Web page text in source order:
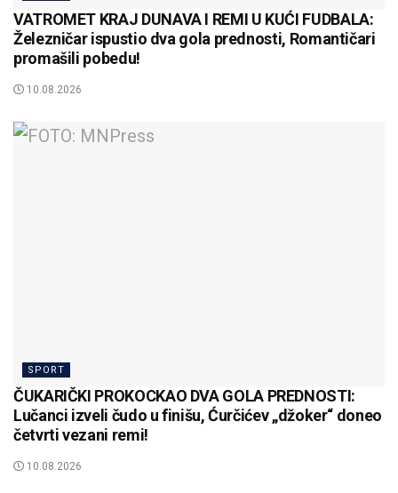
VATROMET KRAJ DUNAVA I REMI U KUĆI FUDBALA:
Železničar ispustio dva gola prednosti, Romantičari
promašili pobedu!
10.08.2026
SPORT
ČUKARIČKI PROKOCKAO DVA GOLA PREDNOSTI:
Lučanci izveli čudo u finišu, Ćurčićev „džoker“ doneo
četvrti vezani remi!
10.08.2026